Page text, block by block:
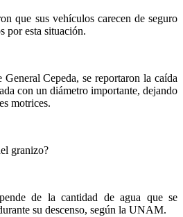
que sus vehículos carecen de seguro
por esta situación.
Cepeda, se reportaron la caída
con un diámetro importante, dejando
motrices.
granizo?
de la cantidad de agua que se
su descenso, según la UNAM.